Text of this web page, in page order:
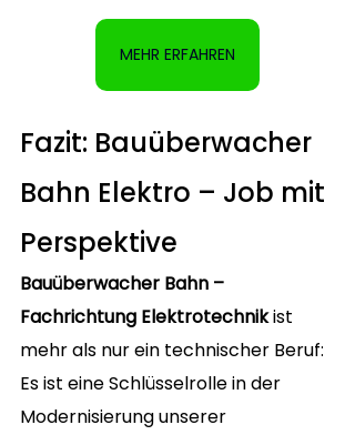
MEHR ERFAHREN
Fazit: Bauüberwacher
Bahn Elektro – Job mit
Perspektive
Bauüberwacher Bahn –
Fachrichtung Elektrotechnik ist
mehr als nur ein technischer Beruf:
Es ist eine Schlüsselrolle in der
Modernisierung unserer